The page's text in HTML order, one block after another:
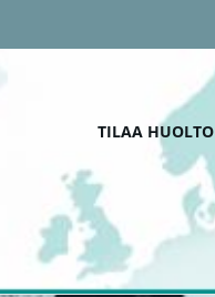
TILAA HUOLTO